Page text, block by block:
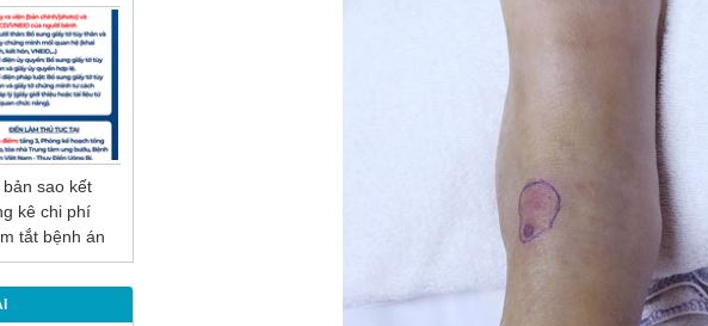
mật tụy
dòng – Giải
tối ưu cho
bệnh sỏi ống
sao kết
kê chi phí
tắt bệnh án